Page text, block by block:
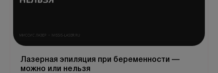
Лазерная эпиляция при беременности —
можно или нельзя